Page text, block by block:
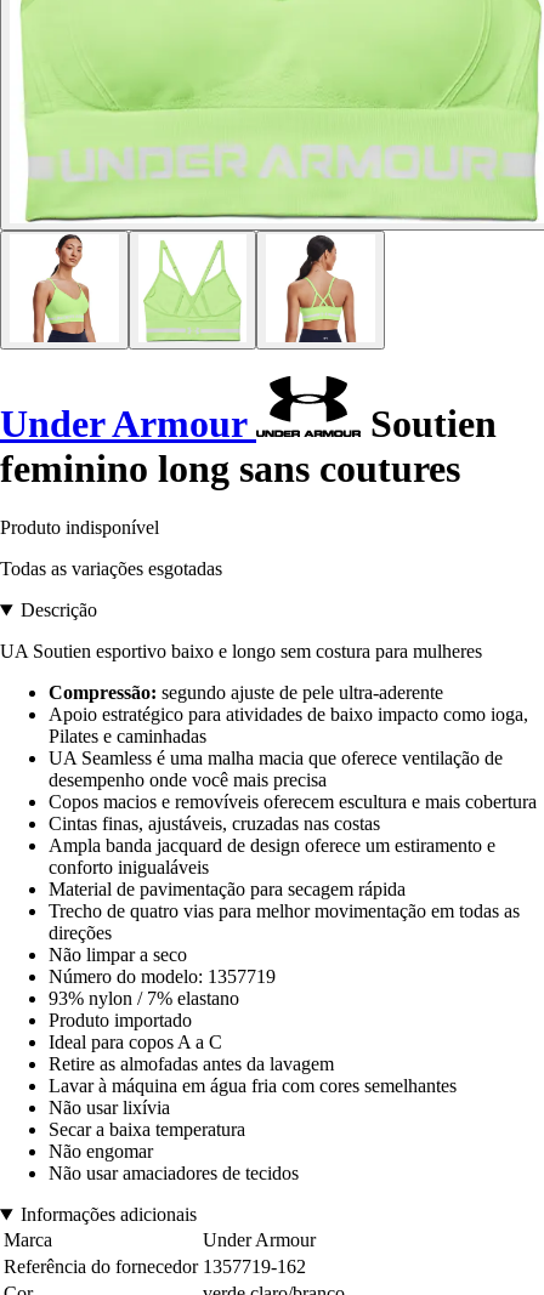
Under Armour
Soutien
feminino long sans coutures
Produto indisponível
Todas as variações esgotadas
Descrição
UA Soutien esportivo baixo e longo sem costura para mulheres
Compressão: segundo ajuste de pele ultra-aderente
Apoio estratégico para atividades de baixo impacto como ioga,
Pilates e caminhadas
UA Seamless é uma malha macia que oferece ventilação de
desempenho onde você mais precisa
Copos macios e removíveis oferecem escultura e mais cobertura
Cintas finas, ajustáveis, cruzadas nas costas
Ampla banda jacquard de design oferece um estiramento e
conforto inigualáveis
Material de pavimentação para secagem rápida
Trecho de quatro vias para melhor movimentação em todas as
direções
Não limpar a seco
Número do modelo: 1357719
93% nylon / 7% elastano
Produto importado
Ideal para copos A a C
Retire as almofadas antes da lavagem
Lavar à máquina em água fria com cores semelhantes
Não usar lixívia
Secar a baixa temperatura
Não engomar
Não usar amaciadores de tecidos
Informações adicionais
Marca
Under Armour
Referência do fornecedor 1357719-162